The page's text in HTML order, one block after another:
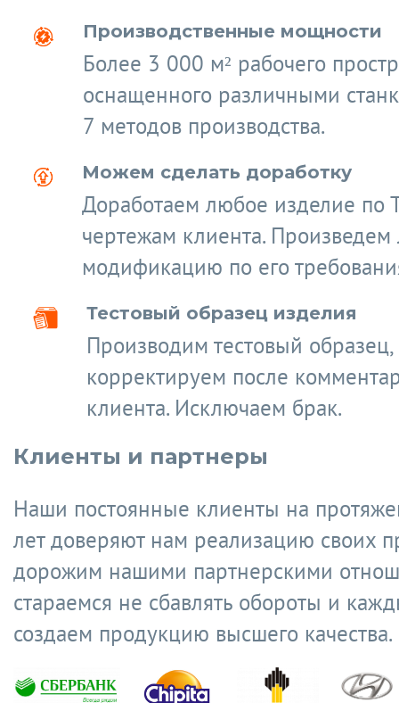
Производственные мощности
Более 3 000 м² рабочего
оснащенного различными
7 методов производства.
Можем сделать доработку
Доработаем любое изделие по
чертежам клиента.
модификацию по его
Тестовый образец изделия
Производим тестовый образец,
корректируем после
клиента. Исключаем брак.
Клиенты и партнеры
Наши постоянные клиенты на
лет доверяют нам реализацию своих
дорожим нашими партнерскими
стараемся не сбавлять обороты и
создаем продукцию высшего качества.